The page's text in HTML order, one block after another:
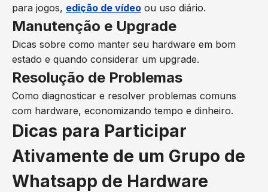
para jogos, edição de vídeo ou uso diário.
Manutenção e Upgrade
Dicas sobre como manter seu hardware em bom
estado e quando considerar um upgrade.
Resolução de Problemas
Como diagnosticar e resolver problemas comuns
com hardware, economizando tempo e dinheiro.
Dicas para Participar
Ativamente de um Grupo de
Whatsapp de Hardware